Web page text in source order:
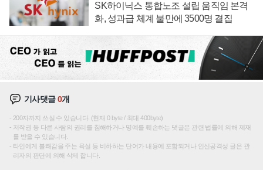
SK하이닉스 통합노조 설립 움직임 본격
화, 성과급 체계 불만에 3500명 결집
기사댓글0개
200자까지 쓰실 수 있습니다. (현재 0 byte / 최대 400byte)
저작권 등 다른 사람의 권리를 침해하거나 명예를 훼손하는 댓글은 관련 법률에 의해 제재
를 받을 수 있습니다.
타인에게 불쾌감을 주는 욕설 등 비하하는 단어가 내용에 포함되거나 인신공격성 글은 관
리자의 판단에 의해 삭제 합니다.